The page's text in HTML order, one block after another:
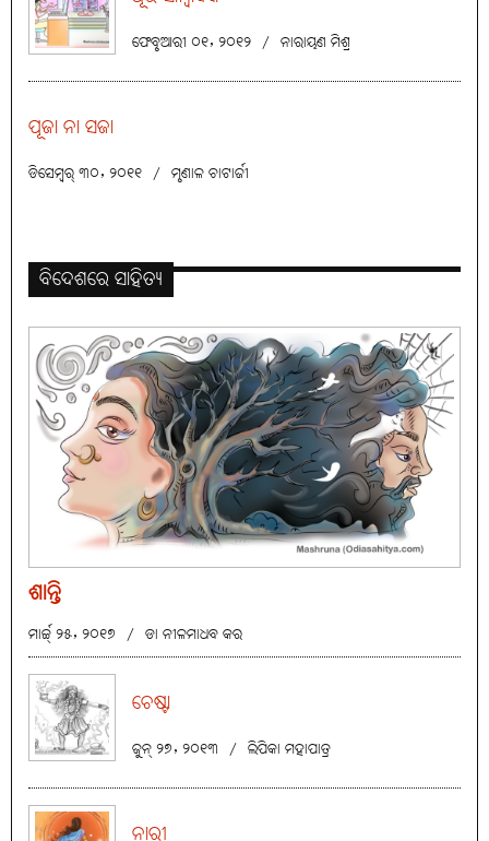
ଫେବୃଆରୀ ୦୧, ୨୦୧୨ / ନାରାୟଣ ମିଶ୍ର
ପୂଜା ନା ସଜା
ଡିସେମ୍ବର୍ ୩୦, ୨୦୧୧ / ମୃଣାଳ ଚାଟାର୍ଜୀ
ବିଦେଶରେ ସାହିତ୍ୟ
ଶାନ୍ତି
ମାର୍ଚ୍ଚ୍ ୨୫, ୨୦୧୭ / ଡା ନୀଳମାଧବ କର
ଚେଷ୍ଟା
ଜୁନ୍ ୨୭, ୨୦୧୩ / ଲିପିକା ମହାପାତ୍ର